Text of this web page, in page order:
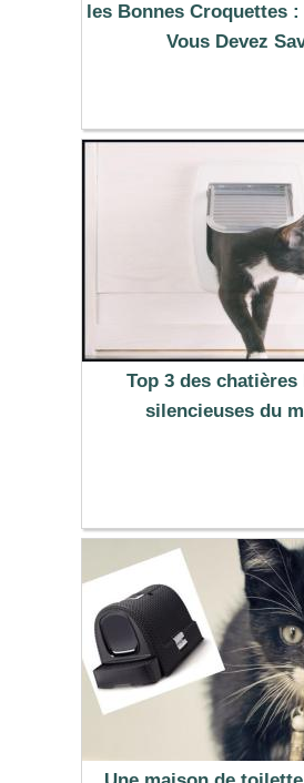
les Bonnes Croquettes
Vous Devez
Top 3 des chatières
silencieuses du